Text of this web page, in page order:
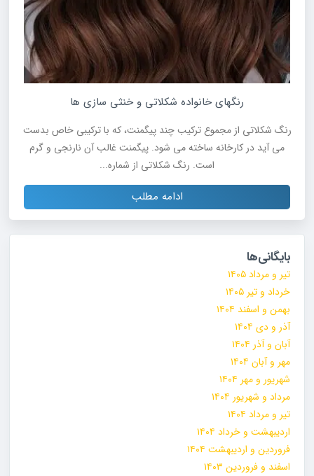
رنگهای خانواده شکلاتی و خنثی سازی ها
رنگ شکلاتی از مجموع ترکیب چند پیگمنت، که با ترکیبی خاص بدست
می آید در کارخانه ساخته می شود. پیگمنت غالب آن نارنجی و گرم
است. رنگ شکلاتی از شماره...
ادامه مطلب
بایگانی‌ها
تیر و مرداد ۱۴۰۵
خرداد و تیر ۱۴۰۵
بهمن و اسفند ۱۴۰۴
آذر و دی ۱۴۰۴
آبان و آذر ۱۴۰۴
مهر و آبان ۱۴۰۴
شهریور و مهر ۱۴۰۴
مرداد و شهریور ۱۴۰۴
تیر و مرداد ۱۴۰۴
اردیبهشت و خرداد ۱۴۰۴
فروردین و اردیبهشت ۱۴۰۴
اسفند و فروردین ۱۴۰۳